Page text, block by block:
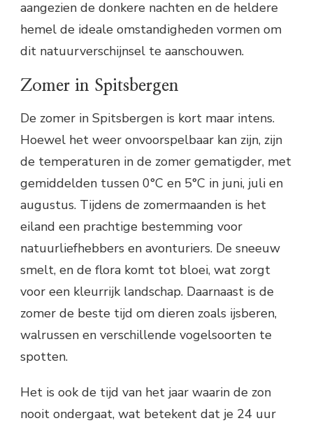
aangezien de donkere nachten en de heldere
hemel de ideale omstandigheden vormen om
dit natuurverschijnsel te aanschouwen.
Zomer in Spitsbergen
De zomer in Spitsbergen is kort maar intens.
Hoewel het weer onvoorspelbaar kan zijn, zijn
de temperaturen in de zomer gematigder, met
gemiddelden tussen 0°C en 5°C in juni, juli en
augustus. Tijdens de zomermaanden is het
eiland een prachtige bestemming voor
natuurliefhebbers en avonturiers. De sneeuw
smelt, en de flora komt tot bloei, wat zorgt
voor een kleurrijk landschap. Daarnaast is de
zomer de beste tijd om dieren zoals ijsberen,
walrussen en verschillende vogelsoorten te
spotten.
Het is ook de tijd van het jaar waarin de zon
nooit ondergaat, wat betekent dat je 24 uur